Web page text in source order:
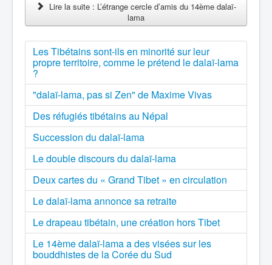
Lire la suite : L’étrange cercle d’amis du 14ème dalaï-
lama
Les Tibétains sont-ils en minorité sur leur
propre territoire, comme le prétend le dalaï-lama
?
"dalaï-lama, pas si Zen" de Maxime Vivas
Des réfugiés tibétains au Népal
Succession du dalaï-lama
Le double discours du dalaï-lama
Deux cartes du « Grand Tibet » en circulation
Le dalaï-lama annonce sa retraite
Le drapeau tibétain, une création hors Tibet
Le 14ème dalaï-lama a des visées sur les
bouddhistes de la Corée du Sud